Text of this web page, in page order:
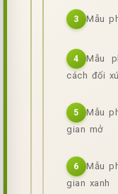
3 Mẫu
4
Mẫu
cách đối
5
Mẫu
gian mở
6
Mẫu
gian xanh